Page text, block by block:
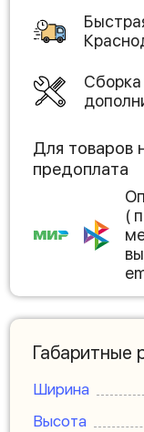
Для товаров
предоплата
(
Габаритные
Ширина
Высота